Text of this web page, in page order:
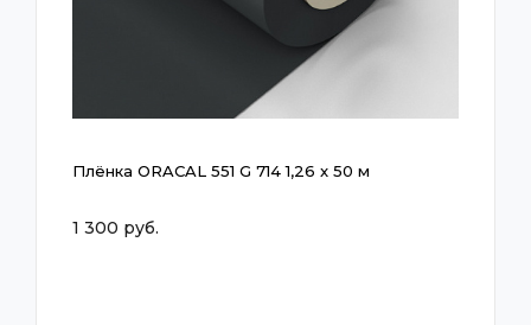
Плёнка ORACAL 551 G 714 1,26 x 50 м
1 300 руб.